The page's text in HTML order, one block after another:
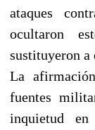
ataques
ocultaron
sustituyeron a
La
fuentes
inquietud